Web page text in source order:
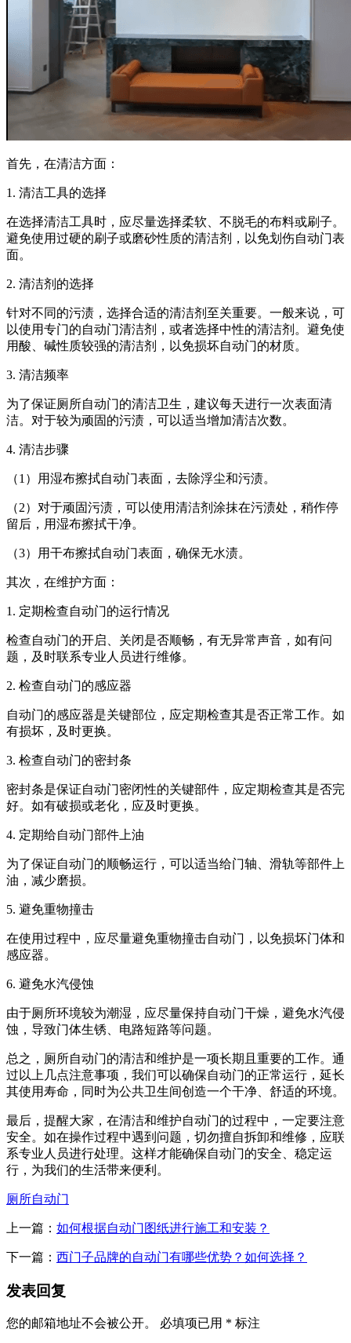
首先，在清洁方面：
1. 清洁工具的选择
在选择清洁工具时，应尽量选择柔软、不脱毛的布料或刷子。
避免使用过硬的刷子或磨砂性质的清洁剂，以免划伤自动门表
面。
2. 清洁剂的选择
针对不同的污渍，选择合适的清洁剂至关重要。一般来说，可
以使用专门的自动门清洁剂，或者选择中性的清洁剂。避免使
用酸、碱性质较强的清洁剂，以免损坏自动门的材质。
3. 清洁频率
为了保证厕所自动门的清洁卫生，建议每天进行一次表面清
洁。对于较为顽固的污渍，可以适当增加清洁次数。
4. 清洁步骤
（1）用湿布擦拭自动门表面，去除浮尘和污渍。
（2）对于顽固污渍，可以使用清洁剂涂抹在污渍处，稍作停
留后，用湿布擦拭干净。
（3）用干布擦拭自动门表面，确保无水渍。
其次，在维护方面：
1. 定期检查自动门的运行情况
检查自动门的开启、关闭是否顺畅，有无异常声音，如有问
题，及时联系专业人员进行维修。
2. 检查自动门的感应器
自动门的感应器是关键部位，应定期检查其是否正常工作。如
有损坏，及时更换。
3. 检查自动门的密封条
密封条是保证自动门密闭性的关键部件，应定期检查其是否完
好。如有破损或老化，应及时更换。
4. 定期给自动门部件上油
为了保证自动门的顺畅运行，可以适当给门轴、滑轨等部件上
油，减少磨损。
5. 避免重物撞击
在使用过程中，应尽量避免重物撞击自动门，以免损坏门体和
感应器。
6. 避免水汽侵蚀
由于厕所环境较为潮湿，应尽量保持自动门干燥，避免水汽侵
蚀，导致门体生锈、电路短路等问题。
总之，厕所自动门的清洁和维护是一项长期且重要的工作。通
过以上几点注意事项，我们可以确保自动门的正常运行，延长
其使用寿命，同时为公共卫生间创造一个干净、舒适的环境。
最后，提醒大家，在清洁和维护自动门的过程中，一定要注意
安全。如在操作过程中遇到问题，切勿擅自拆卸和维修，应联
系专业人员进行处理。这样才能确保自动门的安全、稳定运
行，为我们的生活带来便利。
厕所自动门
上一篇： 如何根据自动门图纸进行施工和安装？
下一篇： 西门子品牌的自动门有哪些优势？如何选择？
发表回复
您的邮箱地址不会被公开。 必填项已用 * 标注